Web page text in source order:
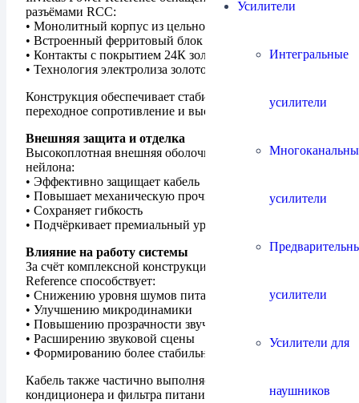
Усилители
Интегральные
усилители
усилители
усилители
Усилители для
наушников
разъёмами RCC:
• Монолитный корпус из цельной меди OFC
• Встроенный ферритовый блок подавления помех
• Контакты с покрытием 24К золота
• Технология электролиза золото/медь
Конструкция обеспечивает стабильный контакт, низкое
переходное сопротивление и высокую долговечность.
Внешняя защита и отделка
Высокоплотная внешняя оболочка из полиэтилена и
нейлона:
• Эффективно защищает кабель
• Повышает механическую прочность
• Сохраняет гибкость
• Подчёркивает премиальный уровень исполнения
Влияние на работу системы
За счёт комплексной конструкции Invictus Power
Reference способствует:
• Снижению уровня шумов питания
• Улучшению микродинамики
• Повышению прозрачности звучания
• Расширению звуковой сцены
• Формированию более стабильного «чёрного» фона
Кабель также частично выполняет функции сетевого
кондиционера и фильтра питания.